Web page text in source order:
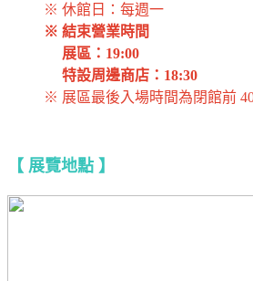
※ 休館日：每週一
※ 結束營業時間
展區：19:00
特設周邊商店：18:30
※ 展區最後入場時間為閉館前
【 展覽地點 】